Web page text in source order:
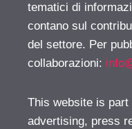
tematici di
contano sul
del settore. Per
collaborazioni:
This website is
advertising, press